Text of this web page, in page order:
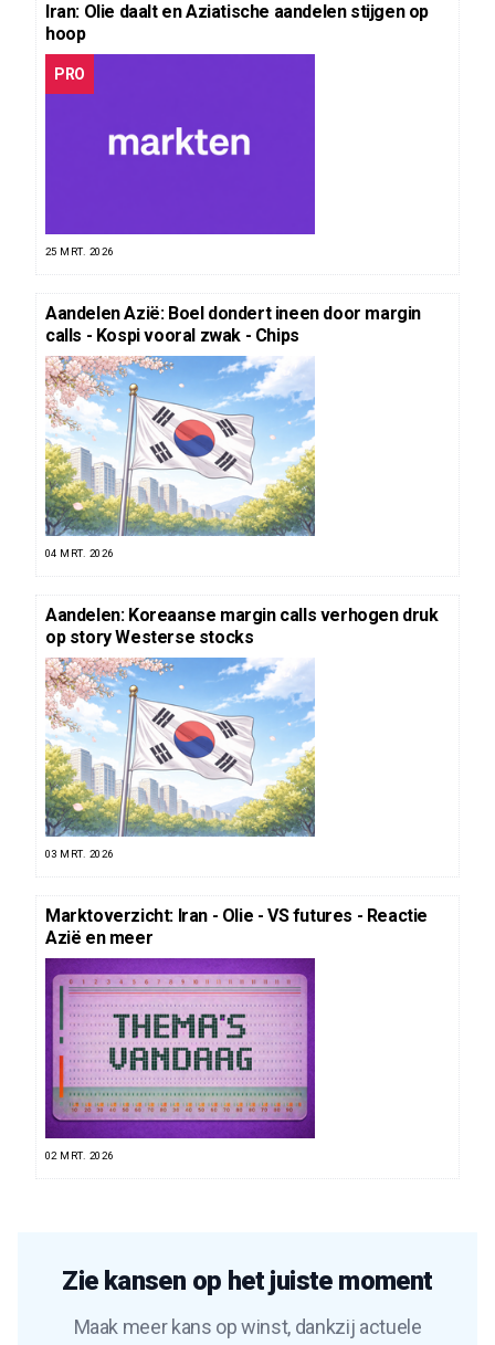
Iran: Olie daalt en Aziatische aandelen stijgen op
hoop
PRO
25 MRT. 2026
Aandelen Azië: Boel dondert ineen door margin
calls - Kospi vooral zwak - Chips
04 MRT. 2026
Aandelen: Koreaanse margin calls verhogen druk
op story Westerse stocks
03 MRT. 2026
Marktoverzicht: Iran - Olie - VS futures - Reactie
Azië en meer
02 MRT. 2026
Zie kansen op het juiste moment
Maak meer kans op winst, dankzij actuele